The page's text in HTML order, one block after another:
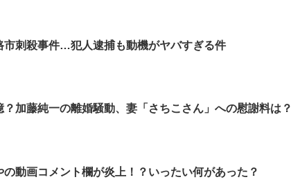
市刺殺事件…犯人逮捕も動機がヤバすぎる件
加藤純一の離婚騒動、妻「さちこさん」への慰謝料は？
動画コメント欄が炎上！？いったい何があった？